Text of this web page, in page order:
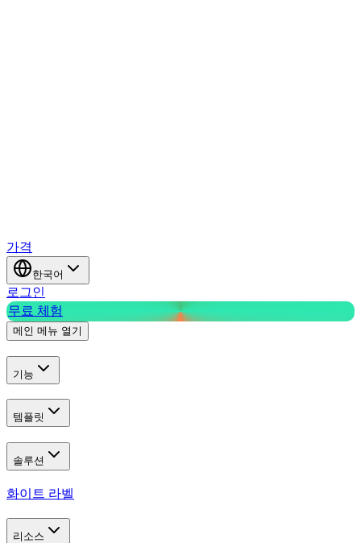
가격
한국어
로그인
무료 체험
메인 메뉴 열기
기능
템플릿
솔루션
화이트 라벨
리소스